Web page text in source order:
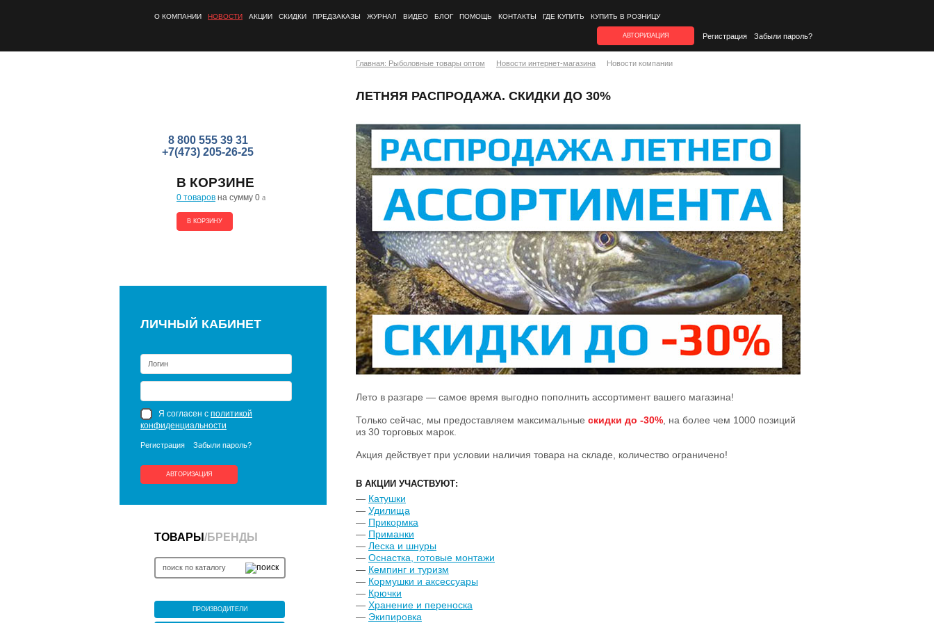
О КОМПАНИИ НОВОСТИ АКЦИИ СКИДКИ ПРЕДЗАКАЗЫ ЖУРНАЛ ВИДЕО БЛОГ ПОМОЩЬ КОНТАКТЫ ГДЕ КУПИТЬ КУПИТЬ В РОЗНИЦУ
АВТОРИЗАЦИЯ Регистрация Забыли пароль?
8 800 555 39 31
+7(473) 205-26-25
В КОРЗИНЕ
0 товаров на сумму 0 a
В КОРЗИНУ
ЛИЧНЫЙ КАБИНЕТ
Я согласен с политикой
конфиденциальности
Регистрация Забыли пароль?
АВТОРИЗАЦИЯ
ТОВАРЫ /БРЕНДЫ
ПРОИЗВОДИТЕЛИ
Главная: Рыболовные товары оптом Новости интернет-магазина Новости компании
ЛЕТНЯЯ РАСПРОДАЖА. СКИДКИ ДО 30%
Лето в разгаре — самое время выгодно пополнить ассортимент вашего магазина!
Только сейчас, мы предоставляем максимальные скидки до -30% , на более чем 1000 позиций
из 30 торговых марок.
Акция действует при условии наличия товара на складе, количество ограничено!
В АКЦИИ УЧАСТВУЮТ:
— Катушки
— Удилища
— Прикормка
— Приманки
— Леска и шнуры
— Оснастка, готовые монтажи
— Кемпинг и туризм
— Кормушки и аксессуары
— Крючки
— Хранение и переноска
— Экипировка